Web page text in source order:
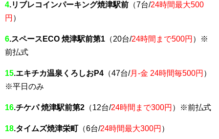
4.リブレコインパーキング焼津駅前 （7台/24時間最大500
円 ）
6.スペースECO 焼津駅前第1 （20台/24時間まで500円 ）※
前払式
15.エキチカ温泉くろしおP4 （47台/月-金 24時間毎500円 ）
※平日のみ
16.チケパ 焼津駅前第2 （12台/24時間まで300円 ）※前払式
18.タイムズ焼津栄町（6台/24時間最大300円 ）